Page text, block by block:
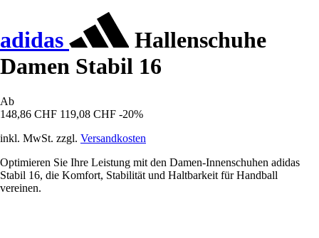
adidas
Hallenschuhe
Damen Stabil 16
Ab
148,86 CHF 119,08 CHF -20%
inkl. MwSt. zzgl. Versandkosten
Optimieren Sie Ihre Leistung mit den Damen-Innenschuhen adidas
Stabil 16, die Komfort, Stabilität und Haltbarkeit für Handball
vereinen.